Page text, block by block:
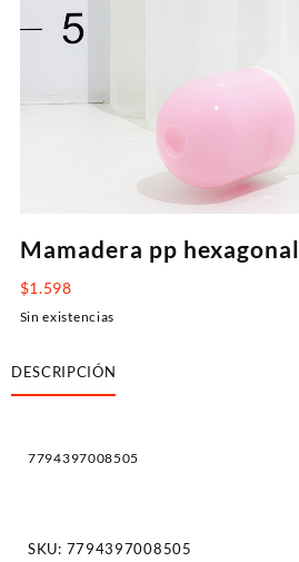
Mamadera pp hexagonal
$1.598
Sin existencias
DESCRIPCIÓN
7794397008505
SKU: 7794397008505